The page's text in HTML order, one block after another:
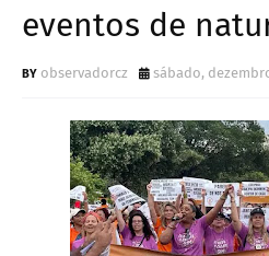
eventos de
observadorcz sábado,